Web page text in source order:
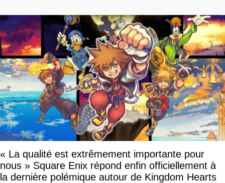
« La qualité est extrêmement importante pour
nous » Square Enix répond enfin officiellement à
la dernière polémique autour de Kingdom Hearts